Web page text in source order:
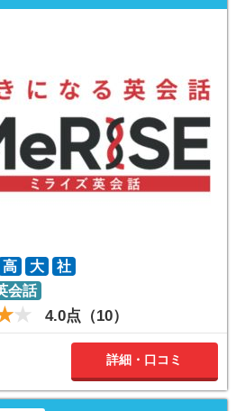
高 大
社
会話
4.0点（10）
詳細・口コミ